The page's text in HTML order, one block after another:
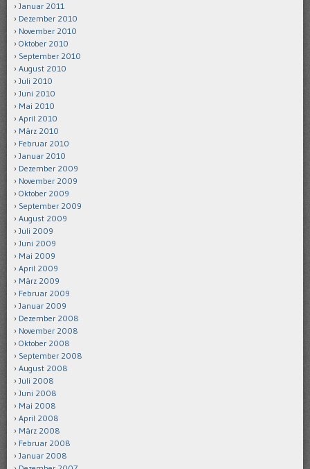
Januar 2011
Dezember 2010
November 2010
Oktober 2010
September 2010
August 2010
Juli 2010
Juni 2010
Mai 2010
April 2010
März 2010
Februar 2010
Januar 2010
Dezember 2009
November 2009
Oktober 2009
September 2009
August 2009
Juli 2009
Juni 2009
Mai 2009
April 2009
März 2009
Februar 2009
Januar 2009
Dezember 2008
November 2008
Oktober 2008
September 2008
August 2008
Juli 2008
Juni 2008
Mai 2008
April 2008
März 2008
Februar 2008
Januar 2008